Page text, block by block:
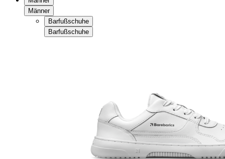
Männer
Barfußschuhe
Barfußschuhe